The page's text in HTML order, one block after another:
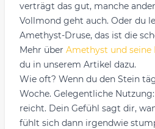
verträgt das gut, manche
Vollmond geht auch. Oder du
Amethyst-Druse, das ist die
Mehr über Amethyst und seine
du in unserem Artikel dazu.
Wie oft? Wenn du den Stein
Woche. Gelegentliche
reicht. Dein Gefühl sagt dir,
fühlt sich dann irgendwie